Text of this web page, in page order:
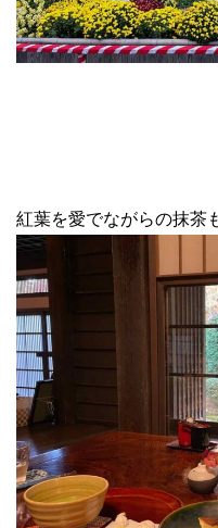
紅葉を愛でながらの抹茶